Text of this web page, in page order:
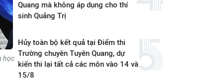
học
Quang mà không áp dụng cho thí
sinh Quảng Trị
Hủy toàn bộ kết quả tại Điểm thi
Trường chuyên Tuyên Quang, dự
kiến thi lại tất cả các môn vào 14 và
15/8